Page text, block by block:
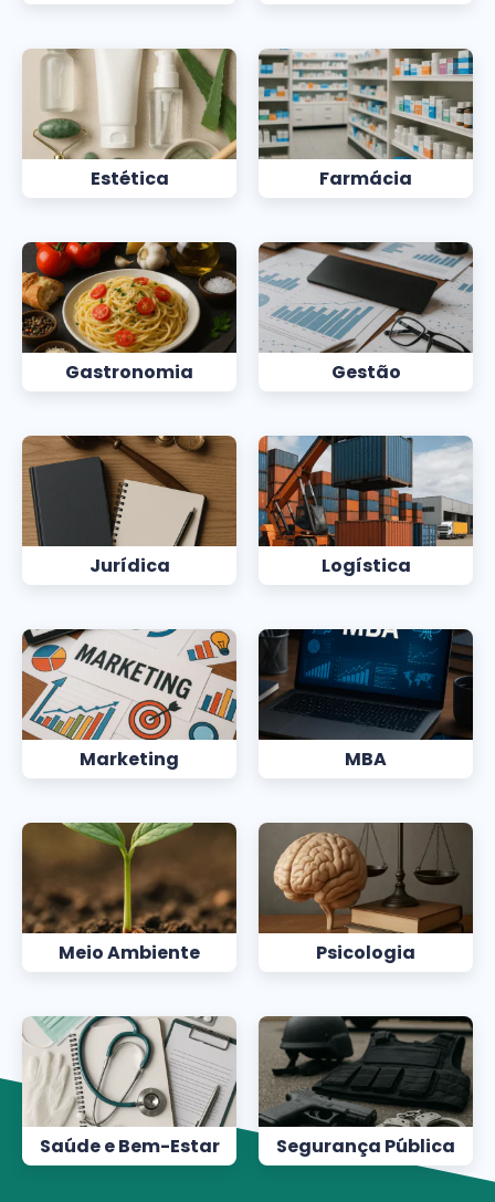
Estética Farmácia
Gastronomia Gestão
Jurídica Logística
Marketing MBA
Meio Ambiente Psicologia
Saúde e Bem-Estar Segurança Pública